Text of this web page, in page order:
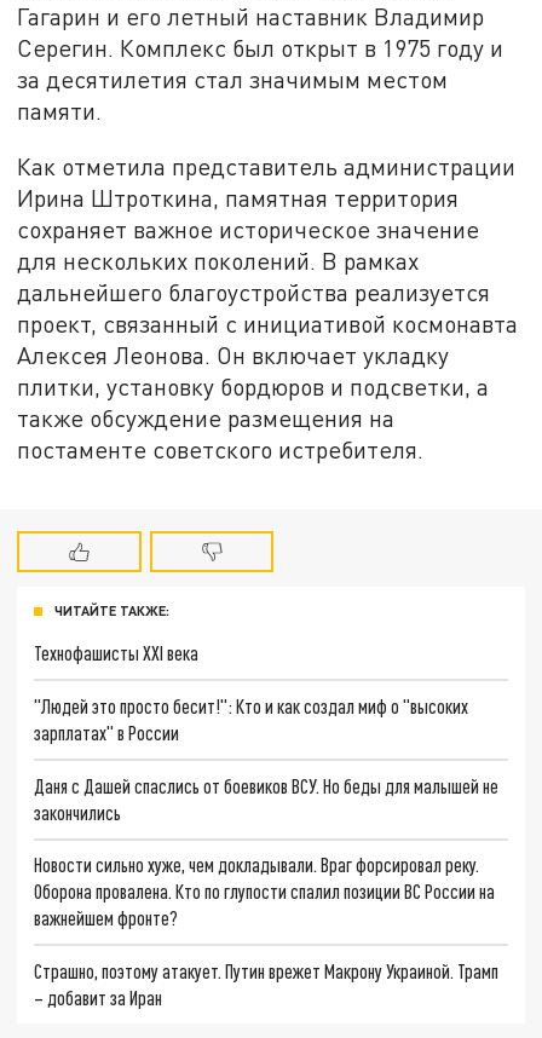
Гагарин и его летный наставник Владимир
Серегин. Комплекс был открыт в 1975 году и
за десятилетия стал значимым местом
памяти.
Как отметила представитель администрации
Ирина Штроткина, памятная территория
сохраняет важное историческое значение
для нескольких поколений. В рамках
дальнейшего благоустройства реализуется
проект, связанный с инициативой космонавта
Алексея Леонова. Он включает укладку
плитки, установку бордюров и подсветки, а
также обсуждение размещения на
постаменте советского истребителя.
ЧИТАЙТЕ ТАКЖЕ:
Технофашисты XXI века
"Людей это просто бесит!": Кто и как создал миф о "высоких
зарплатах" в России
Даня с Дашей спаслись от боевиков ВСУ. Но беды для малышей не
закончились
Новости сильно хуже, чем докладывали. Враг форсировал реку.
Оборона провалена. Кто по глупости спалил позиции ВС России на
важнейшем фронте?
Страшно, поэтому атакует. Путин врежет Макрону Украиной. Трамп
– добавит за Иран